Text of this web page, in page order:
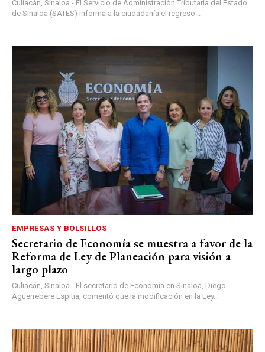
Culiacán, Sinaloa.- El Servicio de Administración Tributaria del Estado
de Sinaloa (SATES) informa a la ciudadanía el regreso...
EMPRESAS Y BOLSILLOS
Secretario de Economía se muestra a favor de la
Reforma de Ley de Planeación para visión a
largo plazo
Culiacán, Sinaloa.- El secretario de Economía en Sinaloa, Diego
Aguerrebere Espitia, comentó que la modificación en la Ley...